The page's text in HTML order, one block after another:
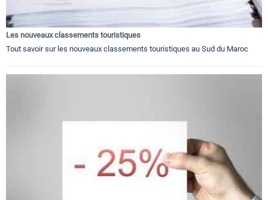
Les nouveaux classements touristiques
Tout savoir sur les nouveaux classements touristiques au Sud du Maroc